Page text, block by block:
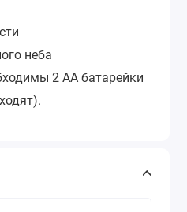
неба
2 АА батарейки